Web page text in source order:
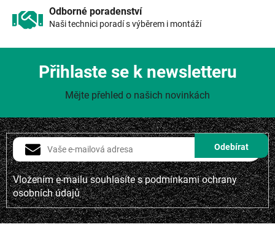
Odborné poradenství
Naši technici poradí s výběrem i montáží
Vložením e-mailu souhlasíte spodmínkami ochrany
osobních údajů
Přihlaste se k newsletteru
Mějte přehled o našich novinkách